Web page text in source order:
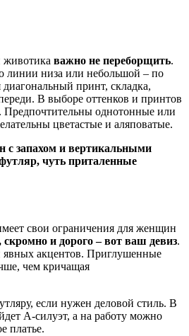
животика важно не переборщить.
линии низа или небольшой – по
принт, складка,
В выборе оттенков и принтов
Предпочтительны однотонные или
цветастые и аляповатые.
с запахом и вертикальными
чуть приталенные
свои ограничения для женщин
скромно и дорого – вот ваш девиз.
явных акцентов. Приглушенные
чем кричащая
если нужен деловой стиль. В
А-силуэт, а на работу можно
платье.